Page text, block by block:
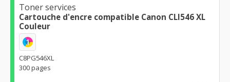
Toner services
Cartouche d'encre compatible Canon CLI546 XL
Couleur
1
C8PG546XL
300 pages